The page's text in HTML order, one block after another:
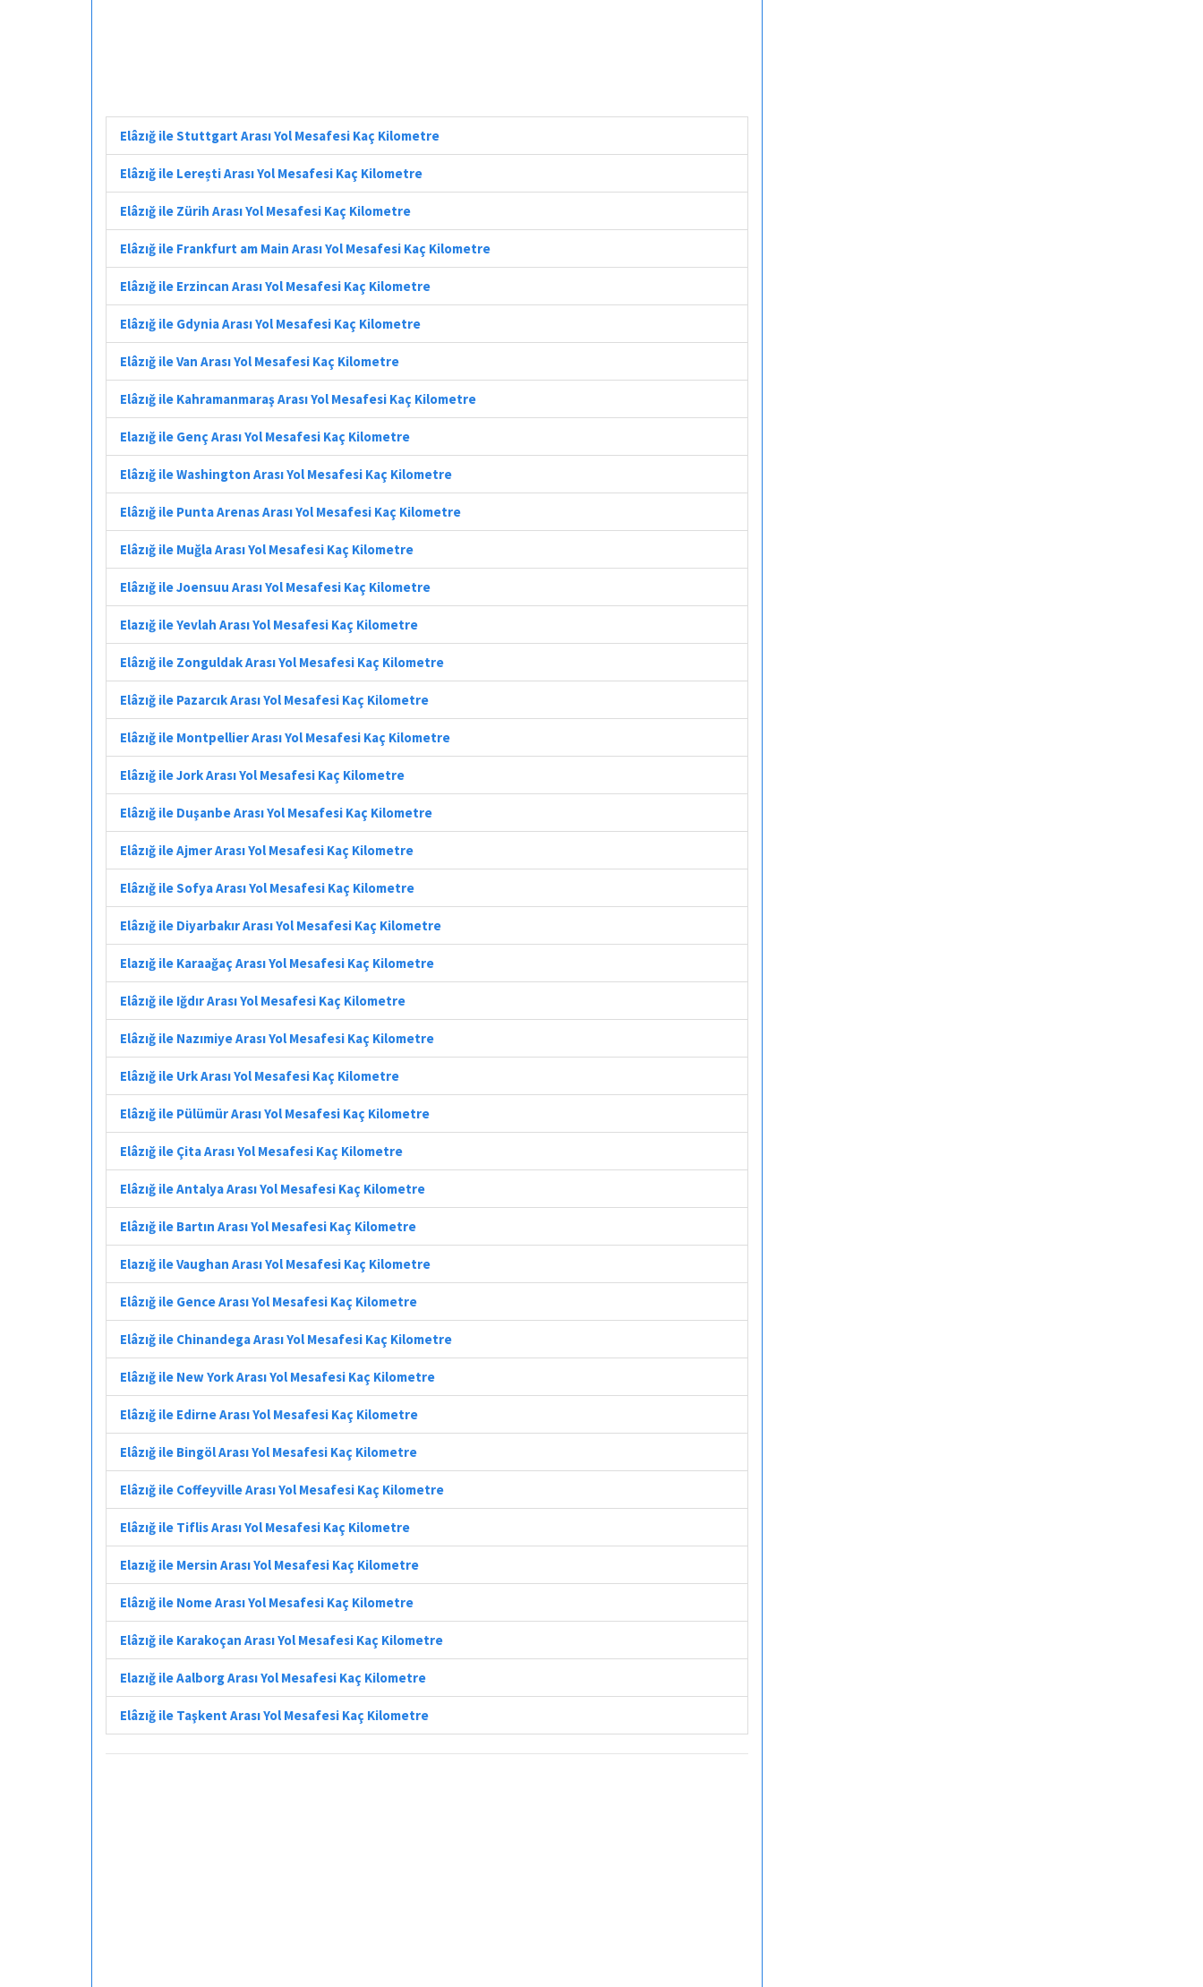
Elâzığ ile Stuttgart Arası Yol Mesafesi Kaç Kilometre
Elâzığ ile Lerești Arası Yol Mesafesi Kaç Kilometre
Elâzığ ile Zürih Arası Yol Mesafesi Kaç Kilometre
Elâzığ ile Frankfurt am Main Arası Yol Mesafesi Kaç Kilometre
Elâzığ ile Erzincan Arası Yol Mesafesi Kaç Kilometre
Elâzığ ile Gdynia Arası Yol Mesafesi Kaç Kilometre
Elâzığ ile Van Arası Yol Mesafesi Kaç Kilometre
Elâzığ ile Kahramanmaraş Arası Yol Mesafesi Kaç Kilometre
Elazığ ile Genç Arası Yol Mesafesi Kaç Kilometre
Elâzığ ile Washington Arası Yol Mesafesi Kaç Kilometre
Elâzığ ile Punta Arenas Arası Yol Mesafesi Kaç Kilometre
Elâzığ ile Muğla Arası Yol Mesafesi Kaç Kilometre
Elâzığ ile Joensuu Arası Yol Mesafesi Kaç Kilometre
Elazığ ile Yevlah Arası Yol Mesafesi Kaç Kilometre
Elâzığ ile Zonguldak Arası Yol Mesafesi Kaç Kilometre
Elâzığ ile Pazarcık Arası Yol Mesafesi Kaç Kilometre
Elâzığ ile Montpellier Arası Yol Mesafesi Kaç Kilometre
Elâzığ ile Jork Arası Yol Mesafesi Kaç Kilometre
Elâzığ ile Duşanbe Arası Yol Mesafesi Kaç Kilometre
Elâzığ ile Ajmer Arası Yol Mesafesi Kaç Kilometre
Elâzığ ile Sofya Arası Yol Mesafesi Kaç Kilometre
Elâzığ ile Diyarbakır Arası Yol Mesafesi Kaç Kilometre
Elazığ ile Karaağaç Arası Yol Mesafesi Kaç Kilometre
Elâzığ ile Iğdır Arası Yol Mesafesi Kaç Kilometre
Elâzığ ile Nazımiye Arası Yol Mesafesi Kaç Kilometre
Elâzığ ile Urk Arası Yol Mesafesi Kaç Kilometre
Elâzığ ile Pülümür Arası Yol Mesafesi Kaç Kilometre
Elâzığ ile Çita Arası Yol Mesafesi Kaç Kilometre
Elâzığ ile Antalya Arası Yol Mesafesi Kaç Kilometre
Elâzığ ile Bartın Arası Yol Mesafesi Kaç Kilometre
Elazığ ile Vaughan Arası Yol Mesafesi Kaç Kilometre
Elâzığ ile Gence Arası Yol Mesafesi Kaç Kilometre
Elâzığ ile Chinandega Arası Yol Mesafesi Kaç Kilometre
Elâzığ ile New York Arası Yol Mesafesi Kaç Kilometre
Elâzığ ile Edirne Arası Yol Mesafesi Kaç Kilometre
Elâzığ ile Bingöl Arası Yol Mesafesi Kaç Kilometre
Elâzığ ile Coffeyville Arası Yol Mesafesi Kaç Kilometre
Elâzığ ile Tiflis Arası Yol Mesafesi Kaç Kilometre
Elazığ ile Mersin Arası Yol Mesafesi Kaç Kilometre
Elâzığ ile Nome Arası Yol Mesafesi Kaç Kilometre
Elâzığ ile Karakoçan Arası Yol Mesafesi Kaç Kilometre
Elazığ ile Aalborg Arası Yol Mesafesi Kaç Kilometre
Elâzığ ile Taşkent Arası Yol Mesafesi Kaç Kilometre